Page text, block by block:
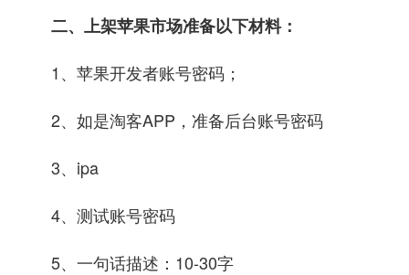
二、上架苹果市场准备以下材料：
1、苹果开发者账号密码；
2、如是淘客APP，准备后台账号密码
3、ipa
4、测试账号密码
5、一句话描述：10-30字